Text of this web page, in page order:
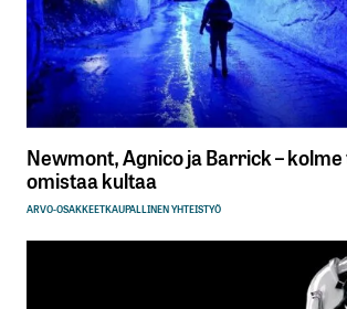
Newmont, Agnico ja Barrick –
omistaa kultaa
ARVO-OSAKKEETKAUPALLINEN YHTEISTYÖ